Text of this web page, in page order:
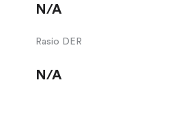
N/A
Rasio DER
N/A